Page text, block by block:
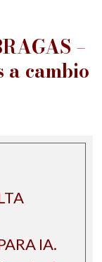
–
cambio
IA.